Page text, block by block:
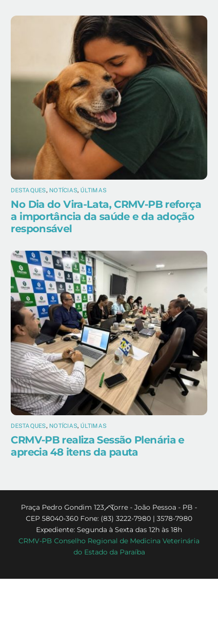
DESTAQUES, NOTÍCIAS, ÚLTIMAS
No Dia do Vira-Lata, CRMV-PB reforça
a importância da saúde e da adoção
responsável
DESTAQUES, NOTÍCIAS, ÚLTIMAS
CRMV-PB realiza Sessão Plenária e
aprecia 48 itens da pauta
Back
To
Top
Praça Pedro Gondim 123 - Torre - João Pessoa - PB -
CEP 58040-360 Fone: (83) 3222-7980 | 3578-7980
Expediente: Segunda à Sexta das 12h às 18h
CRMV-PB Conselho Regional de Medicina Veterinária
do Estado da Paraíba